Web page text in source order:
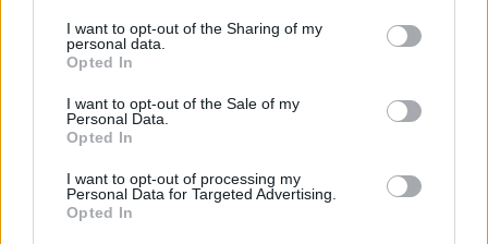
I want to opt-out of the Sharing of my
personal data.
Opted In
I want to opt-out of the Sale of my
Personal Data.
Opted In
I want to opt-out of processing my
Personal Data for Targeted Advertising.
Opted In
Sommerpraten
– Finner roen på hytta
ABONNEMENT